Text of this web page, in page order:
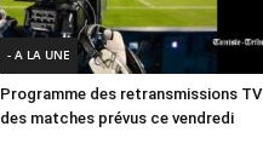
- A LA UNE
Programme des retransmissions TV
des matches prévus ce vendredi